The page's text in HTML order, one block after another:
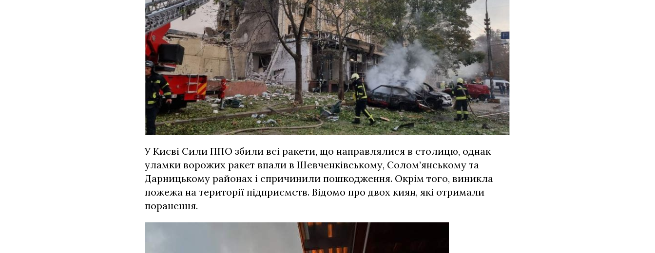
У Києві Сили ППО збили всі ракети, що направлялися в столицю, однак
уламки ворожих ракет впали в Шевченківському, Солом’янському та
Дарницькому районах і спричинили пошкодження. Окрім того, виникла
пожежа на території підприємств. Відомо про двох киян, які отримали
поранення.